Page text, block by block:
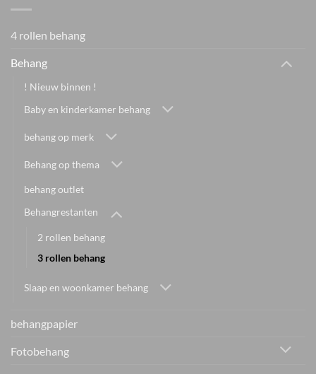
4 rollen behang
Behang
! Nieuw binnen !
Baby en kinderkamer behang
behang op merk
Behang op thema
behang outlet
Behangrestanten
2 rollen behang
3 rollen behang
Slaap en woonkamer behang
behangpapier
Fotobehang